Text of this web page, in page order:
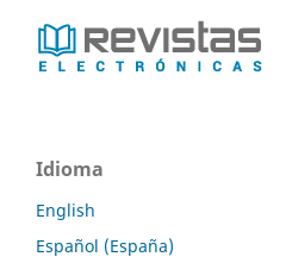
Idioma
English
Español (España)